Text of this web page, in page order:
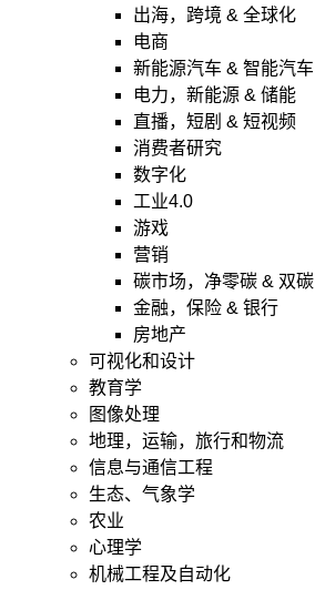
出海，跨境 & 全球化
电商
新能源汽车 & 智能汽车
电力，新能源 & 储能
直播，短剧 & 短视频
消费者研究
数字化
工业4.0
游戏
营销
碳市场，净零碳 & 双碳
金融，保险 & 银行
房地产
可视化和设计
教育学
图像处理
地理，运输，旅行和物流
信息与通信工程
生态、气象学
农业
心理学
机械工程及自动化